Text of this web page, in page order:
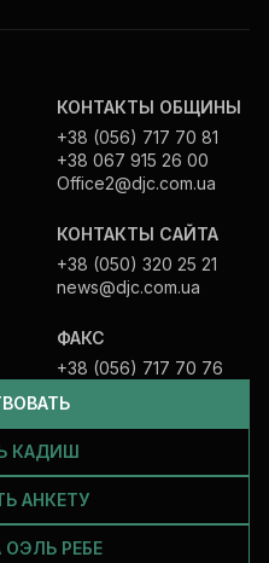
КАДИШ
АНКЕТУ
РЕБЕ
КОНТАКТЫ ОБЩИНЫ
+38 (056) 717 70 81
+38 067 915 26 00
Office2@djc.com.ua
КОНТАКТЫ САЙТА
+38 (050) 320 25 21
news@djc.com.ua
ФАКС
+38 (056) 717 70 76